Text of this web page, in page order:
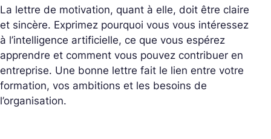
La lettre de motivation, quant à elle, doit être claire
et sincère. Exprimez pourquoi vous vous intéressez
à l’intelligence artificielle, ce que vous espérez
apprendre et comment vous pouvez contribuer en
entreprise. Une bonne lettre fait le lien entre votre
formation, vos ambitions et les besoins de
l’organisation.